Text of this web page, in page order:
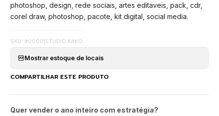
photoshop, design, rede sociais, artes editaveis, pack, cdr,
corel draw, photoshop, pacote, kit digital, social media.
SKU: #0000 STUDIO KAKO
Mostrar estoque de locais
COMPARTILHAR ESTE PRODUTO
Quer vender o ano inteiro com estratégia?